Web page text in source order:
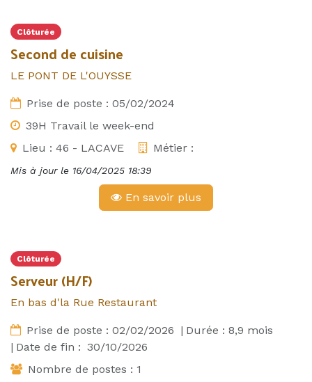
Clôturée
Second de cuisine
LE PONT DE L'OUYSSE
Prise de poste : 05/02/2024
39H Travail le week-end
Lieu : 46 - LACAVE Métier :
Mis à jour le 16/04/2025 18:39
En savoir plus
Clôturée
Serveur (H/F)
En bas d'la Rue Restaurant
Prise de poste : 02/02/2026 | Durée : 8,9 mois
| Date de fin : 30/10/2026
Nombre de postes : 1